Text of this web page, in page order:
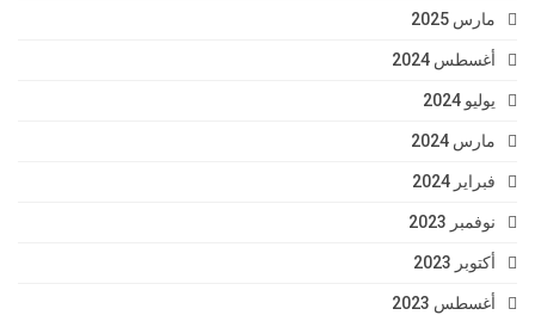
مارس 2025
أغسطس 2024
يوليو 2024
مارس 2024
فبراير 2024
نوفمبر 2023
أكتوبر 2023
أغسطس 2023